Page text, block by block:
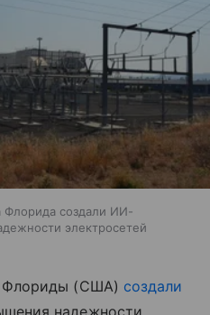
Флорида создали ИИ-
электросетей
Флориды (США) создали